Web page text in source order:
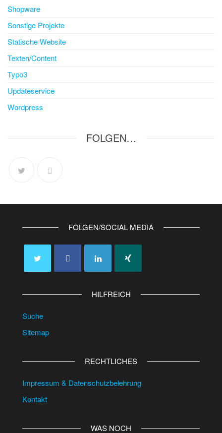
Shopware
Sonstige Projekte
Statische Website
Texten/Content
Typo3
Updateservice
Wordpress
FOLGEN…
FOLGEN/SOCIAL MEDIA
HILFREICH
Suche
Sitemap
RECHTLICHES
Impressum & Datenschutzbelehrung
Kontakt
WAS NOCH